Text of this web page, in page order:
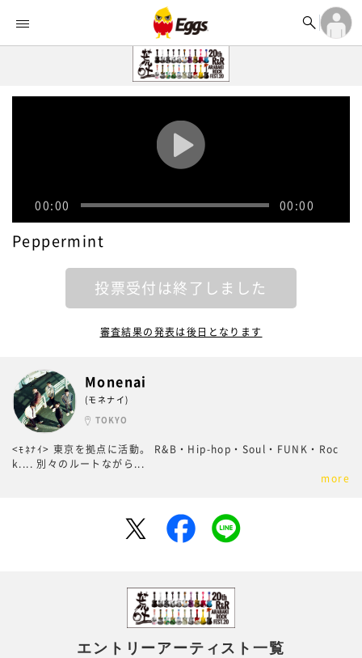


ランキング 
記事 

ログイン
アカウント登録
00:00 00:00
Peppermint
投票受付は終了しました
審査結果の発表は後日となります
Monenai
(モネナイ)
TOKYO
<ﾓﾈﾅｲ> 東京を拠点に活動。 R&B・Hip-hop・Soul・FUNK・Roc
k.... 別々のルートながら ...
more
エントリーアーティスト一覧